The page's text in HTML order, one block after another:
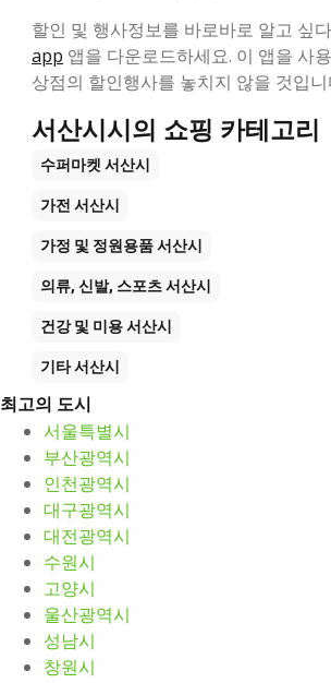
할인 및 행사정보를 바로바로 알고 싶
app 앱을 다운로드하세요. 이 앱을 사
상점의 할인행사를 놓치지 않을 것입니
서산시시의 쇼핑 카테고리
수퍼마켓 서산시
가전 서산시
가정 및 정원용품서산시
의류, 신발, 스포츠서산시
건강 및 미용서산시
기타서산시
최고의 도시
서울특별시
부산광역시
인천광역시
대구광역시
대전광역시
수원시
고양시
울산광역시
성남시
창원시